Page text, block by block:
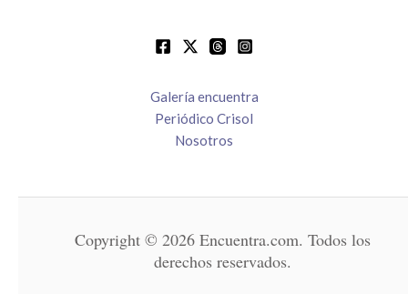
Galería encuentra
Periódico Crisol
Nosotros
Copyright © 2026 Encuentra.com. Todos los
derechos reservados.